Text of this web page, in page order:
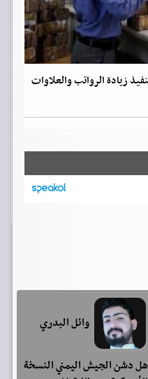
زيادة الرواتب والعلاوات
وائل البدري
هل دشن الجيش اليمني النسخة